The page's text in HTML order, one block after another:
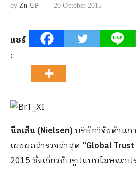
by Zn-UP 20 October 2015
แชร์
:
นีลเส็น (Nielsen)บริษัทวิจัยด้านก
เผยผลสำรวจล่าสุด “Global
2015 ซึ่งเกี่ยวกับรูปแบบโฆษณาป